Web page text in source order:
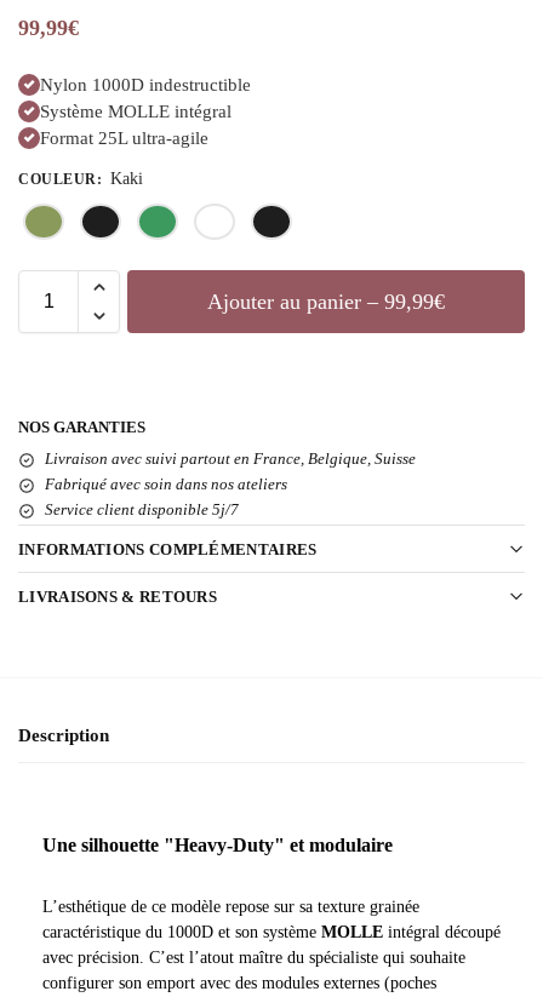
99,99€
Nylon 1000D indestructible
Système MOLLE intégral
Format 25L ultra-agile
COULEUR: Kaki
Ajouter au panier – 99,99€
NOS GARANTIES
Livraison avec suivi partout en France, Belgique, Suisse
Fabriqué avec soin dans nos ateliers
Service client disponible 5j/7
INFORMATIONS COMPLÉMENTAIRES
LIVRAISONS & RETOURS
Description
Une silhouette "Heavy-Duty" et modulaire
L’esthétique de ce modèle repose sur sa texture grainée
caractéristique du 1000D et son système MOLLE intégral découpé
avec précision. C’est l’atout maître du spécialiste qui souhaite
configurer son emport avec des modules externes (poches